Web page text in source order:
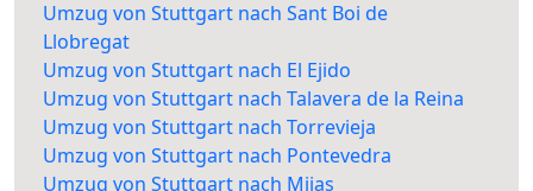
Umzug von Stuttgart nach Sant Boi de
Llobregat
Umzug von Stuttgart nach El Ejido
Umzug von Stuttgart nach Talavera de la Reina
Umzug von Stuttgart nach Torrevieja
Umzug von Stuttgart nach Pontevedra
Umzug von Stuttgart nach Mijas